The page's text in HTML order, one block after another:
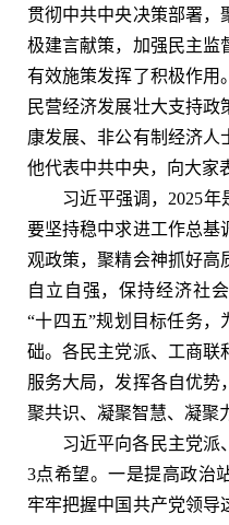
贯彻中共中央决策部署，
极建言献策，加强民主监
有效施策发挥了积极作用
民营经济发展壮大支持
康发展、非公有制经济人
他代表中共中央，向大家
习近平强调，2025年是
要坚持稳中求进工作总基
观政策，聚精会神抓好高
自立自强，保持经济社
“十四五”规划目标任务，
础。各民主党派、工商联
服务大局，发挥各自优势
聚共识、凝聚智慧、凝聚
习近平向各民主党派
3点希望。一是提高政治
牢牢把握中国共产党领导